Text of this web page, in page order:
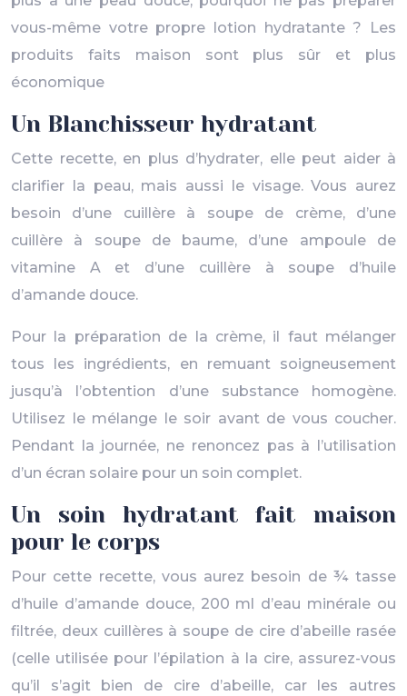
vous-même votre propre lotion hydratante ? Les
produits faits maison sont plus sûr et plus
économique
Un Blanchisseur hydratant
Cette recette, en plus d’hydrater, elle peut aider à
clarifier la peau, mais aussi le visage. Vous aurez
besoin d’une cuillère à soupe de crème, d’une
cuillère à soupe de baume, d’une ampoule de
vitamine A et d’une cuillère à soupe d’huile
d’amande douce.
Pour la préparation de la crème, il faut mélanger
tous les ingrédients, en remuant soigneusement
jusqu’à l’obtention d’une substance homogène.
Utilisez le mélange le soir avant de vous coucher.
Pendant la journée, ne renoncez pas à l’utilisation
d’un écran solaire pour un soin complet.
Un soin hydratant fait maison
pour le corps
Pour cette recette, vous aurez besoin de ¾ tasse
d’huile d’amande douce, 200 ml d’eau minérale ou
filtrée, deux cuillères à soupe de cire d’abeille rasée
(celle utilisée pour l’épilation à la cire, assurez-vous
qu’il s’agit bien de cire d’abeille, car les autres